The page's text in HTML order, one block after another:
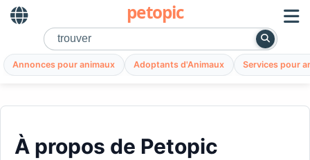
petopic
Annonces pour animaux Adoptants d'Animaux Services pour
À propos de Petopic